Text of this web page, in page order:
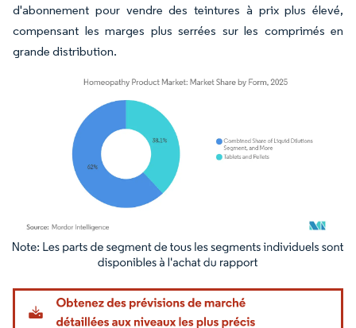
d'abonnement pour vendre des teintures à prix plus élevé,
compensant les marges plus serrées sur les comprimés en
grande distribution.
Image © Mordor Intelligence. La réutilisation nécessite une attribution sous CC BY